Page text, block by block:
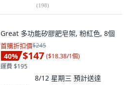
(198)
Great 多功能矽膠肥皂架, 粉紅色, 8個
首購折扣價$245
40% $147 ($18.38/1個)
運費 $195
8/12 星期三 預計送達